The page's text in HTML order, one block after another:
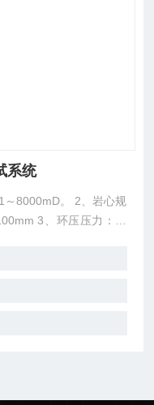
系统
～8000mD。 2、岩心规
3、环压压力：岩
、32MPa、50MP